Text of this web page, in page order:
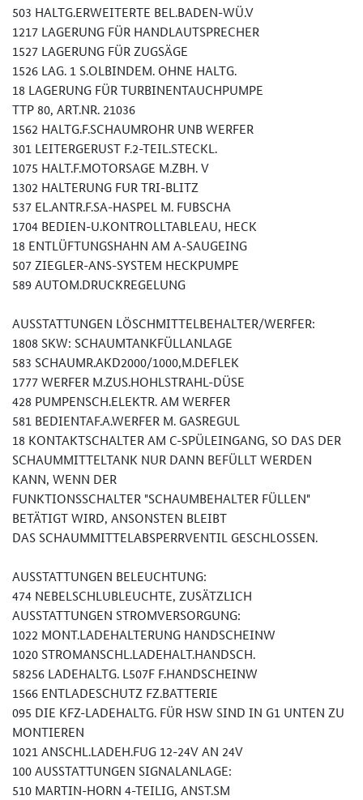
503 HALTG.ERWEITERTE BEL.BADEN-WÜ.V
1217 LAGERUNG FÜR HANDLAUTSPRECHER
1527 LAGERUNG FÜR ZUGSÄGE
1526 LAG. 1 S.OLBINDEM. OHNE HALTG.
18 LAGERUNG FÜR TURBINENTAUCHPUMPE
TTP 80, ART.NR. 21036
1562 HALTG.F.SCHAUMROHR UNB WERFER
301 LEITERGERUST F.2-TEIL.STECKL.
1075 HALT.F.MOTORSAGE M.ZBH. V
1302 HALTERUNG FUR TRI-BLITZ
537 EL.ANTR.F.SA-HASPEL M. FUBSCHA
1704 BEDIEN-U.KONTROLLTABLEAU, HECK
18 ENTLÜFTUNGSHAHN AM A-SAUGEING
507 ZIEGLER-ANS-SYSTEM HECKPUMPE
589 AUTOM.DRUCKREGELUNG
AUSSTATTUNGEN LÖSCHMITTELBEHALTER/WERFER:
1808 SKW: SCHAUMTANKFÜLLANLAGE
583 SCHAUMR.AKD2000/1000,M.DEFLEK
1777 WERFER M.ZUS.HOHLSTRAHL-DÜSE
428 PUMPENSCH.ELEKTR. AM WERFER
581 BEDIENTAF.A.WERFER M. GASREGUL
18 KONTAKTSCHALTER AM C-SPÜLEINGANG, SO DAS DER
SCHAUMMITTELTANK NUR DANN BEFÜLLT WERDEN
KANN, WENN DER
FUNKTIONSSCHALTER "SCHAUMBEHALTER FÜLLEN"
BETÄTIGT WIRD, ANSONSTEN BLEIBT
DAS SCHAUMMITTELABSPERRVENTIL GESCHLOSSEN.
AUSSTATTUNGEN BELEUCHTUNG:
474 NEBELSCHLUBLEUCHTE, ZUSÄTZLICH
AUSSTATTUNGEN STROMVERSORGUNG:
1022 MONT.LADEHALTERUNG HANDSCHEINW
1020 STROMANSCHL.LADEHALT.HANDSCH.
58256 LADEHALTG. L507F F.HANDSCHEINW
1566 ENTLADESCHUTZ FZ.BATTERIE
095 DIE KFZ-LADEHALTG. FÜR HSW SIND IN G1 UNTEN ZU
MONTIEREN
1021 ANSCHL.LADEH.FUG 12-24V AN 24V
100 AUSSTATTUNGEN SIGNALANLAGE:
510 MARTIN-HORN 4-TEILIG, ANST.SM